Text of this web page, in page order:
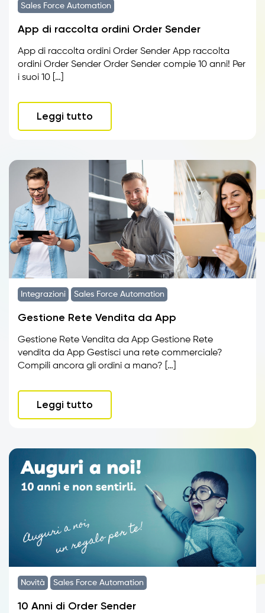
Sales Force Automation
App di raccolta ordini Order Sender
App di raccolta ordini Order Sender App raccolta
ordini Order Sender Order Sender compie 10 anni! Per
i suoi 10 […]
Leggi tutto
Integrazioni Sales Force Automation
Gestione Rete Vendita da App
Gestione Rete Vendita da App Gestione Rete
vendita da App Gestisci una rete commerciale?
Compili ancora gli ordini a mano? […]
Leggi tutto
Novità Sales Force Automation
10 Anni di Order Sender